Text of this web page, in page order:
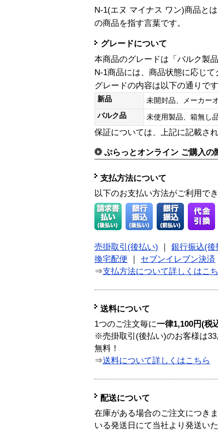
N-1(エヌ マイナス ワン)商品と
の商品を指す言葉です。
グレードについて
本商品のグレードは「バルク製
N-1商品には、商品状態に応じ
グレードの内容は以下の通りで
新品
未開封品、メーカー
バルク品
未使用製品、箱無
保証については、上記に記載さ
ぷらっとオンライン ご購入の
支払方法について
以下のお支払い方法がご利用で
売掛取引(後払い)
銀行振込(後
換宅配便
セブンイレブン決済
⇒支払方法について詳しくはこ
送料について
1つのご注文毎に一律1,100円(税
※売掛取引(後払い)のお客様は
無料！
⇒送料について詳しくはこちら
配送について
在庫がある場合のご注文につき
いる発送日にて当社より発送い